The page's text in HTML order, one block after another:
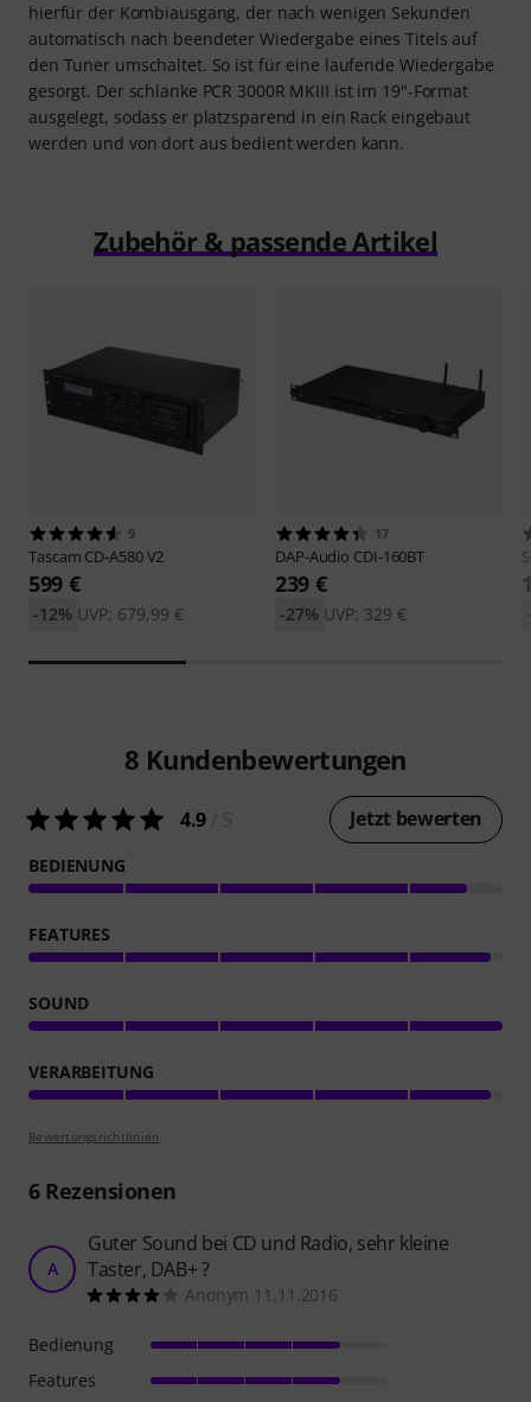
hierfür der Kombiausgang, der nach wenigen Sekunden
automatisch nach beendeter Wiedergabe eines Titels auf
den Tuner umschaltet. So ist für eine laufende Wiedergabe
gesorgt. Der schlanke PCR 3000R MKIII ist im 19"-Format
ausgelegt, sodass er platzsparend in ein Rack eingebaut
werden und von dort aus bedient werden kann.
Zubehör & passende Artikel
9
Tascam CD-A580 V2
599 €
UVP: 679,99 €
-12%
17
DAP-Audio CDI-160BT
239 €
UVP: 329 €
-27%
8 Kundenbewertungen
4.9 Jetzt bewerten
BEDIENUNG
FEATURES
SOUND
VERARBEITUNG
Bewertungsrichtlinien
6Rezensionen
A
Guter Sound bei CD und Radio, sehr kleine
Taster, DAB+ ?
Anonym 11.11.2016
Bedienung
Features